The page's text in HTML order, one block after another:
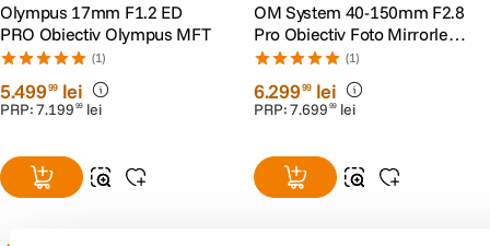
Olympus 17mm F1.2 ED
PRO Obiectiv Olympus MFT
(1)
5.49999 lei
PRP:7.199 99 lei
OM System 40-150mm F2.8
Pro Obiectiv Foto Mirrorless
Montura MFT
(1)
6.29999 lei
PRP:7.699 99 lei